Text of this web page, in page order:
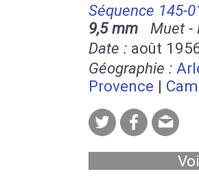
Séquence 145-
9,5 mm Muet -
Date : août
Géographie :
Provence |